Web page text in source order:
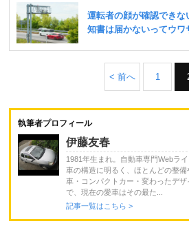
< 前へ 1
執筆者プロフィール
伊藤友春
1981年生まれ。自動車専門Webラ
車の構造に明るく、ほとんどの整備
車・コンパクトカー・変わったデ
で、現在の愛車はその最た...
記事一覧はこちら >